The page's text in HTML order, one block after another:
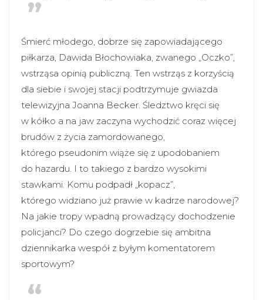
Śmierć młodego, dobrze się zapowiadającego
piłkarza, Dawida Błochowiaka, zwanego „Oczko”,
wstrząsa opinią publiczną. Ten wstrząs z korzyścią
dla siebie i swojej stacji podtrzymuje gwiazda
telewizyjna Joanna Becker. Śledztwo kręci się
w kółko a na jaw zaczyna wychodzić coraz więcej
brudów z życia zamordowanego,
którego pseudonim wiąże się z upodobaniem
do hazardu. I to takiego z bardzo wysokimi
stawkami. Komu podpadł „kopacz”,
którego widziano już prawie w kadrze narodowej?
Na jakie tropy wpadną prowadzący dochodzenie
policjanci? Do czego dogrzebie się ambitna
dziennikarka wespół z byłym komentatorem
sportowym?